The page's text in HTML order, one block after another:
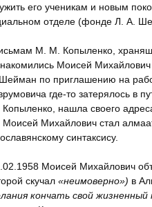
его ученикам и новым
отделе (фонде Л. А.
М. М. Копыленко,
Моисей
по приглашению на
где-то затерялось в
нашла своего
Михайлович стал
синтаксису.
Моисей Михайлович
скучал «неимоверно») в
кончать свой